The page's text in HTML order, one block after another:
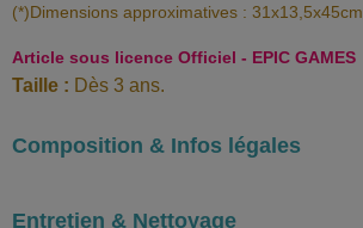
(*)Dimensions approximatives : 31x13,5x45cm.
Article sous licence Officiel - EPIC GAMES
Taille : Dès 3 ans.
Composition & Infos légales
Entretien & Nettoyage